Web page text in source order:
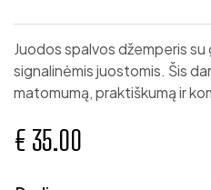
Juodos spalvos džemperis
signalinėmis juostomis. Šis
matomumą, praktiškumą ir
€ 35.00